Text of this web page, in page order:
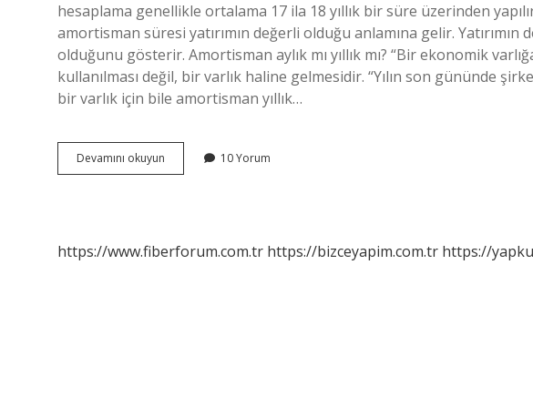
hesaplama genellikle ortalama 17 ila 18 yıllık bir süre üzerinden
amortisman süresi yatırımın değerli olduğu anlamına gelir.
olduğunu gösterir. Amortisman aylık mı yıllık mı? “Bir ekonomik
kullanılması değil, bir varlık haline gelmesidir. “Yılın son gününde
bir varlık için bile amortisman yıllık…
Devamını okuyun
Süresi
10 Yorum
https://www.fiberforum.com.tr https://bizceyapim.com.tr https://